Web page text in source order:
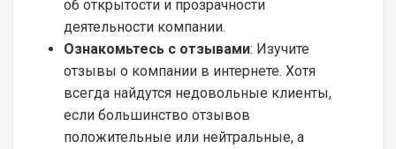
об открытости и прозрачности
деятельности компании.
Ознакомьтесь с отзывами: Изучите
отзывы о компании в интернете. Хотя
всегда найдутся недовольные клиенты,
если большинство отзывов
положительные или нейтральные, а